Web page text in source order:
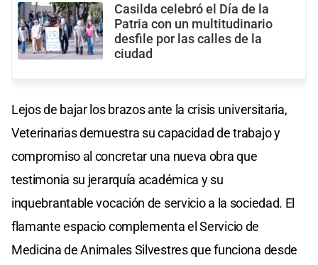
Casilda celebró el Día de la
Patria con un multitudinario
desfile por las calles de la
ciudad
Lejos de bajar los brazos ante la crisis universitaria,
Veterinarias demuestra su capacidad de trabajo y
compromiso al concretar una nueva obra que
testimonia su jerarquía académica y su
inquebrantable vocación de servicio a la sociedad. El
flamante espacio complementa el Servicio de
Medicina de Animales Silvestres que funciona desde